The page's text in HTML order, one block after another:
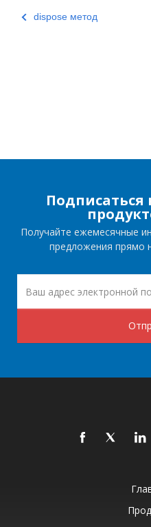
dispose метод
Подписаться
Получайте ежемесячные
предложения прямо